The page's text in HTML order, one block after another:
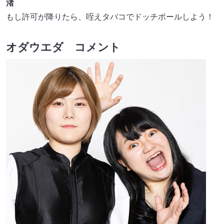
渚
もし許可が降りたら、咥えタバコでドッチボールしよう！
オダウエダ コメント